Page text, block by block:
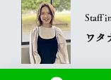
Staff
ワタ